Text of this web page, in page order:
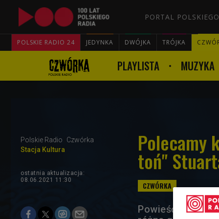
PORTAL
POLSKIE RADIO 24 JEDYNKA DWÓJKA TRÓJKA
PLAYLISTA MUZYKA
Polskie Radio
Czwórka
Stacja Kultura
Polecamy
toń"
ostatnia aktualizacja:
08.06.2021 11:30
Powieść